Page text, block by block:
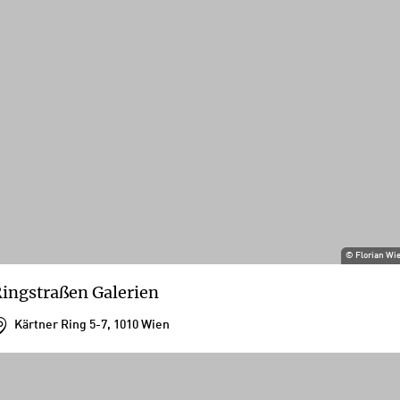
© Florian
Galerien
Kärtner Ring 5-7, 1010 Wien